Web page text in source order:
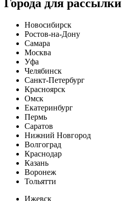
Города для рассылки
Новосибирск
Ростов-на-Дону
Самара
Москва
Уфа
Челябинск
Санкт-Петербург
Красноярск
Омск
Екатеринбург
Пермь
Саратов
Нижний Новгород
Волгоград
Краснодар
Казань
Воронеж
Тольятти
Ижевск